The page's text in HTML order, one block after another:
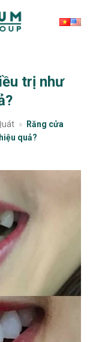
trị như
»
Răng cửa
quả?